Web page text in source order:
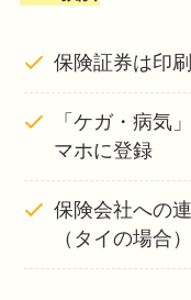
保険証券は印
「ケガ・病気
マホに登録
保険会社への
（タイの場合）